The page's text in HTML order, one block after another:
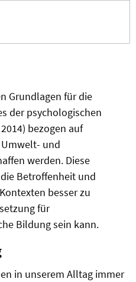
Grundlagen für die
der psychologischen
bezogen auf
und
werden. Diese
Betroffenheit und
besser zu
für
Bildung sein kann.
in unserem Alltag immer